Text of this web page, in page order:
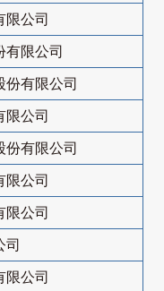
限公司
有限公司
份有限公司
限公司
份有限公司
限公司
限公司
司
限公司